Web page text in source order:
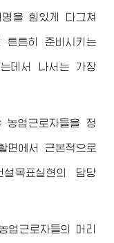
을 힘있게 다그쳐
튼튼히 준비시키는
데서 나서는 가장
농업근로자들을 정
면에서 근본적으로
설목표실현의 담당
업근로자들의 머리